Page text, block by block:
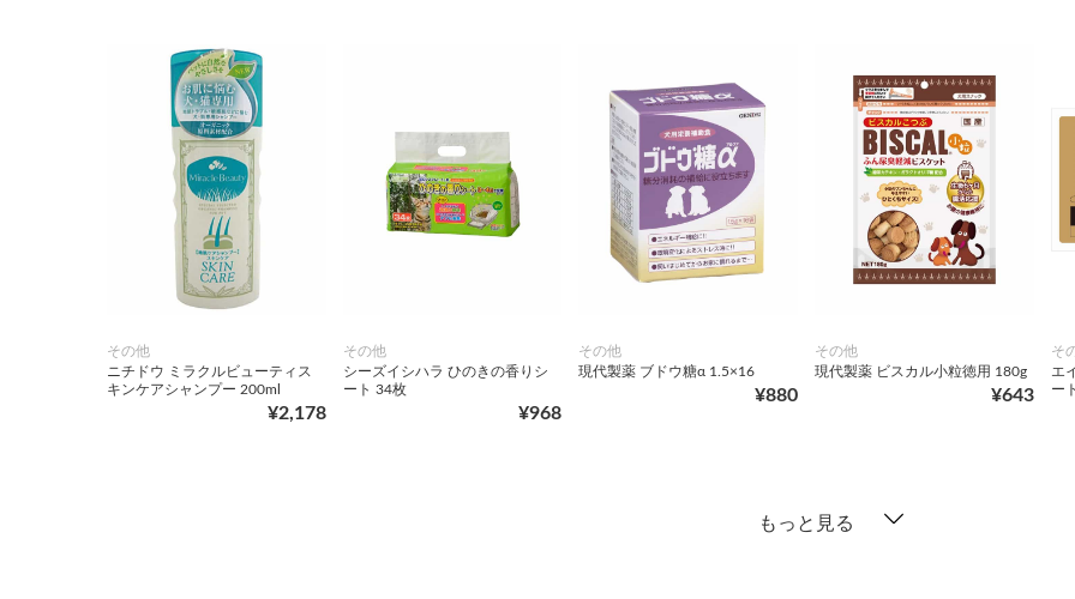
その他
ニチドウ ミラクルビューティス
キンケアシャンプー 200ml
¥2,178
その他
シーズイシハラ ひのきの香りシ
ート 34枚
¥968
その他
現代製薬 ブドウ糖α 1.5×16
¥880
その他
現代製薬 ビスカル小粒徳用 180g
¥643
そ
エ
ー
もっと見る